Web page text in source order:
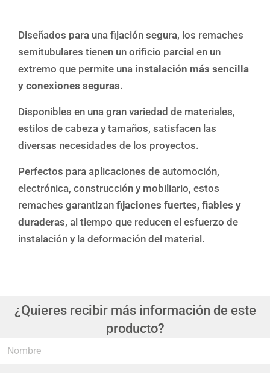
Diseñados para una fijación segura, los remaches
semitubulares tienen un orificio parcial en un
extremo que permite una instalación más sencilla
y conexiones seguras.
Disponibles en una gran variedad de materiales,
estilos de cabeza y tamaños, satisfacen las
diversas necesidades de los proyectos.
Perfectos para aplicaciones de automoción,
electrónica, construcción y mobiliario, estos
remaches garantizan fijaciones fuertes, fiables y
duraderas, al tiempo que reducen el esfuerzo de
instalación y la deformación del material.
¿Quieres recibir más información de este
producto?